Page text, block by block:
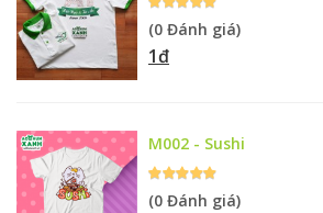
(0 Đánh giá)
1đ
M002 - Sushi
(0 Đánh giá)